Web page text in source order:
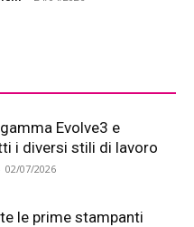
Evolve3 e
i diversi stili di lavoro
02/07/2026
le prime stampanti